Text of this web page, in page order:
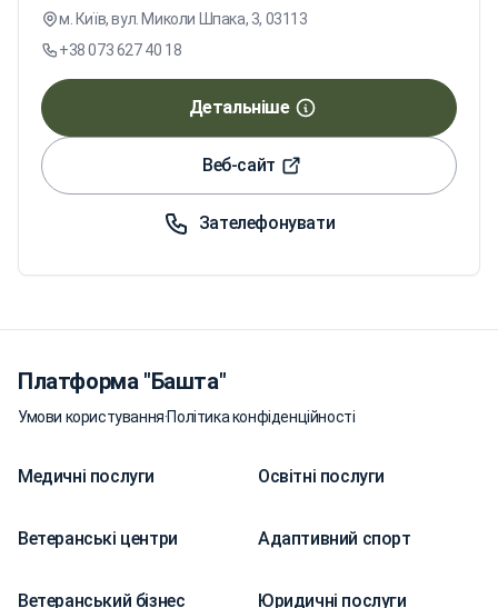
м. Київ, вул. Миколи Шпака, 3, 03113
+38 073 627 40 18
Детальніше
Веб-сайт
Зателефонувати
Платформа "Башта"
Умови користування·Політика конфіденційності
Медичні послуги Освітні послуги
Ветеранські центри Адаптивний спорт
Ветеранський бізнес Юридичні послуги